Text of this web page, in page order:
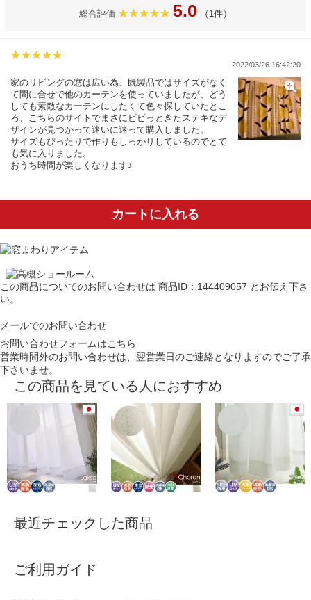
総合評価 5.0 （1件）
2022/03/26 16:42:20
家のリビングの窓は広い為、既製品ではサイズがなく
て間に合せで他のカーテンを使っていましたが、どう
しても素敵なカーテンにしたくて色々探していたとこ
ろ、こちらのサイトでまさにビビっときたステキなデ
ザインが見つかって迷いに迷って購入しました。
サイズもぴったりで作りもしっかりしているのでとて
も気に入りました。
おうち時間が楽しくなります♪
カートに入れる
この商品についてのお問い合わせは 商品ID：144409057 とお伝え下さ
い。
メールでのお問い合わせ
お問い合わせフォームはこちら
営業時間外のお問い合わせは、翌営業日のご連絡となりますのでご了承
下さいませ。
この商品を見ている人におすすめ
最近チェックした商品
ご利用ガイド